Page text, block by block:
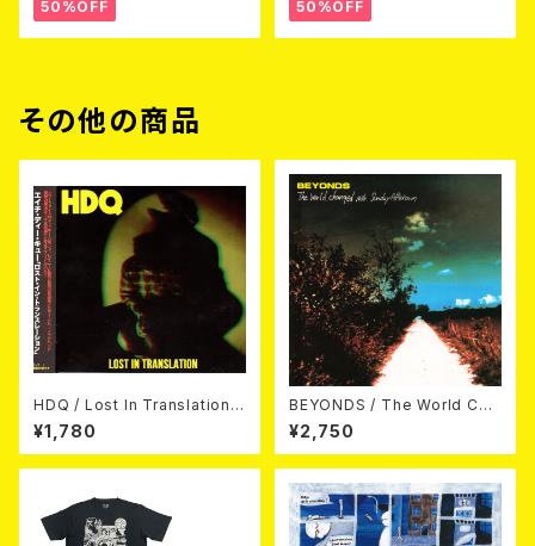
50%OFF 50%OFF
その他の商品
HDQ / Lost In Translation
CD
¥1,780
BEYONDS / The World Cha
nged Into Sunday Afternoo
n 10"＋CD＋DVD
¥2,750